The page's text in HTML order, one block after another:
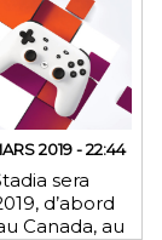
2019 - 22:44
sera
d’abord
Canada, au